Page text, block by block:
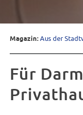
Magazin:Aus der
Für